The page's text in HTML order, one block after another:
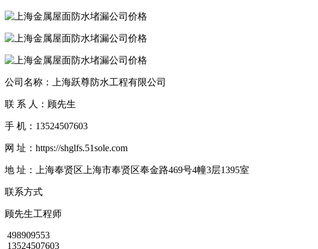
公司名称：上海跃尊防水工程有限公司
联 系 人：顾先生
手 机：13524507603
网 址：https://shglfs.51sole.com
地 址：上海奉贤区上海市奉贤区奉金路469号4幢3层1395室
联系方式
顾先生工程师
498909553
13524507603